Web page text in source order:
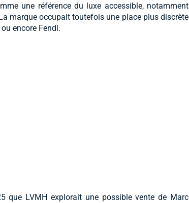
une référence du luxe accessible, notamment
marque occupait toutefois une place plus discrète
encore Fendi.
que LVMH explorait une possible vente de Marc